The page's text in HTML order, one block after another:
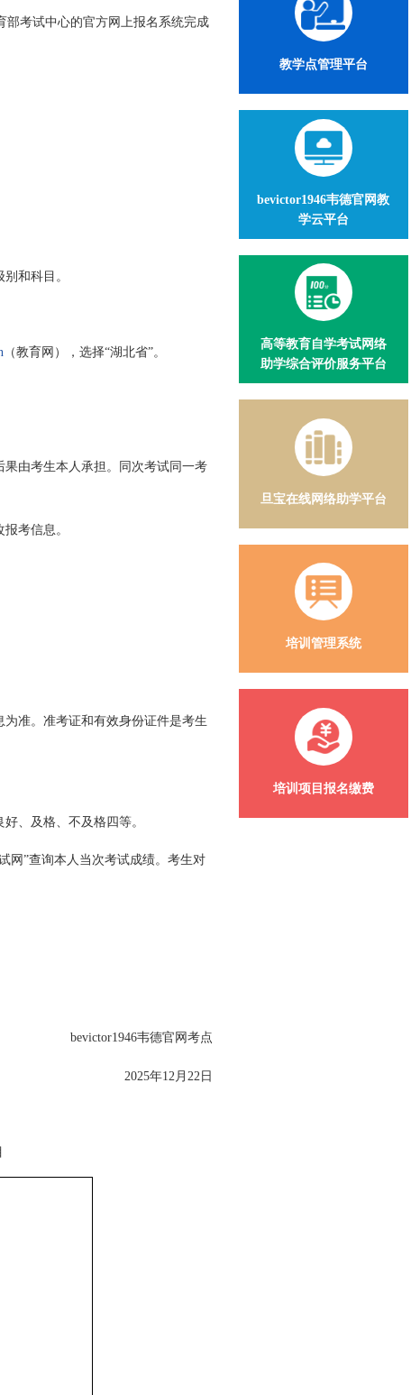
部考试中心的官方网上报名系统完成
和科目。
（教育网），选择“湖北省”。
由考生本人承担。同次考试同一考
考信息。
准。准考证和有效身份证件是考生
、及格、不及格四等。
网”查询本人当次考试成绩。考生对
bevictor1946韦德官网考点
2025年12月22日
教学点管理平台
bevictor1946韦德官网教
学云平台
高等教育自学考试网络
助学综合评价服务平台
旦宝在线网络助学平台
培训管理系统
培训项目报名缴费